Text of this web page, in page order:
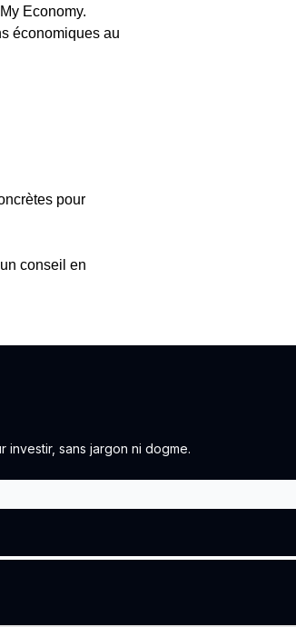
Economy.
économiques au
pour
conseil en
sans jargon ni dogme.